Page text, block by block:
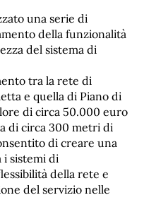
una serie di
della funzionalità
del sistema di
tra la rete di
e quella di Piano di
di circa 50.000 euro
di circa 300 metri di
di creare una
i sistemi di
della rete e
del servizio nelle